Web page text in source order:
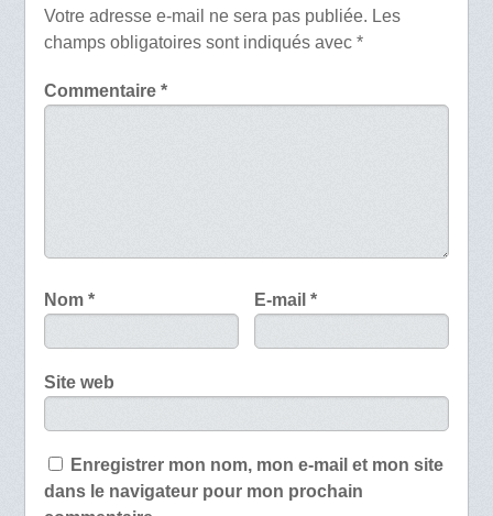
Votre adresse e-mail ne sera pas publiée. Les
champs obligatoires sont indiqués avec *
Commentaire *
Nom * E-mail*
Site web
Enregistrer mon nom, mon e-mail et mon site
dans le navigateur pour mon prochain